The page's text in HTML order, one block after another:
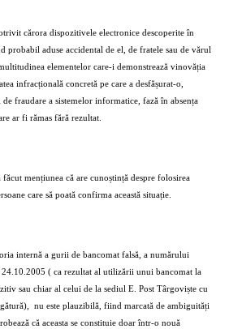
cărora dispozitivele electronice descoperite în
probabil aduse accidental de el, de fratele sau de vărul
elementelor care-i demonstrează vinovăția
infracțională concretă pe care a desfășurat-o,
fraudare a sistemelor informatice, fază în absența
ar fi rămas fără rezultat.
mențiunea că are cunoștință despre folosirea
care să poată confirma această situație.
internă a gurii de bancomat falsă, a numărului
24.10.2005 ( ca rezultat al utilizării unui bancomat la
sau chiar al celui de la sediul E. Post Târgoviște cu
nu este plauzibilă, fiind marcată de ambiguități
că aceasta se constituie doar într-o nouă